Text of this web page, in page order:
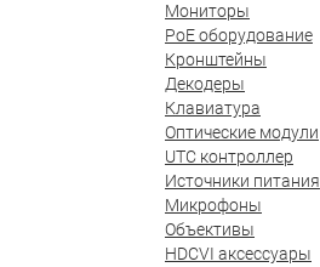
Мониторы
PoE оборудование
Кронштейны
Декодеры
Клавиатура
Оптические модули
UTC контроллер
Источники питания
Микрофоны
Объективы
HDCVI аксессуары